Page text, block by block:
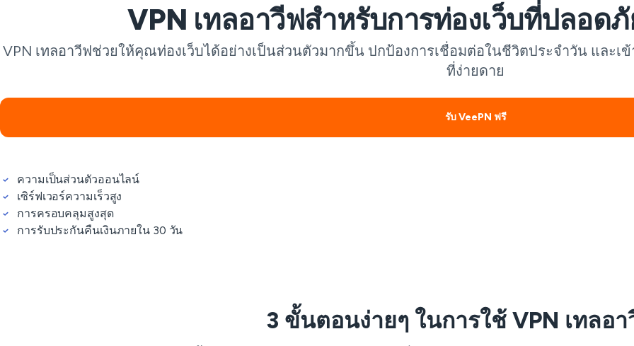
VPN เทลอาวีฟสำหรับการท่องเว็บที่ปลอด
VPN เทลอาวีฟช่วยให้คุณท่องเว็บได้อย่างเป็นส่วนตัวมากขึ้น ปกป้องการเชื่อมต่อในชีวิตประจำวัน และเ
ที่ง่ายดาย
รับ VeePN ฟรี
ความเป็นส่วนตัวออนไลน์
เซิร์ฟเวอร์ความเร็วสูง
การครอบคลุมสูงสุด
การรับประกันคืนเงินภายใน 30 วัน
3 ขั้นตอนง่ายๆ ในการใช้ VPN เทลอ